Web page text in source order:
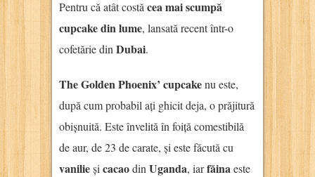
Pentru că atât costă cea mai scumpă
cupcake din lume, lansată recent într-o
cofetărie din Dubai.
The Golden Phoenix’ cupcakenu este,
după cum probabil ați ghicit deja, o prăjitură
obișnuită. Este învelită în foiță comestibilă
de aur, de 23 de carate, și este făcută cu
vanilieși cacaodin Uganda, iarfăinaeste